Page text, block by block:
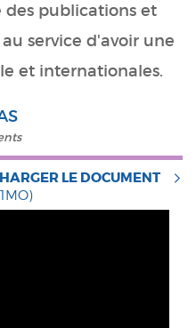
des publications et
service d'avoir une
et internationales.
LE DOCUMENT